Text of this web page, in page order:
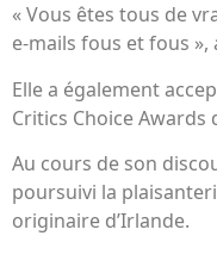
« Vous êtes tous de
e-mails fous et fous »,
Elle a également
Critics Choice Awards
Au cours de son
poursuivi la
originaire d’Irlande.